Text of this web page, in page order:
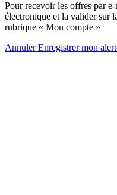
Pour recevoir les offres par
électronique et la valider sur
rubrique « Mon compte »
AnnulerEnregistrer mon